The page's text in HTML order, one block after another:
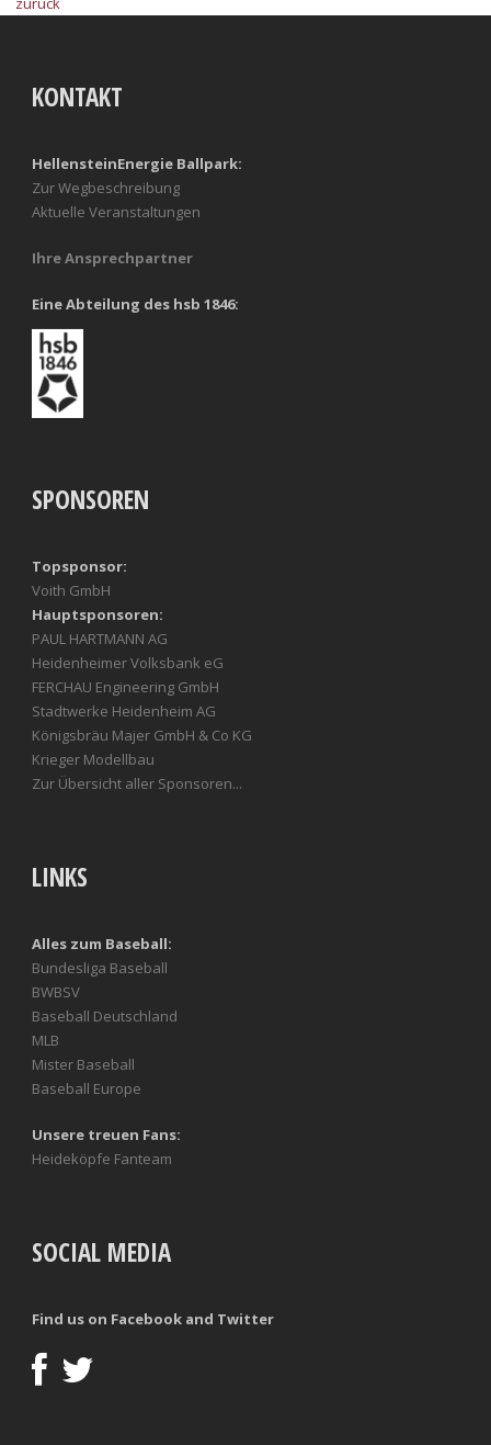
KONTAKT
HellensteinEnergie Ballpark:
Zur Wegbeschreibung
Aktuelle Veranstaltungen
Ihre Ansprechpartner
Eine Abteilung des hsb 1846:
SPONSOREN
Topsponsor:
Voith GmbH
Hauptsponsoren:
PAUL HARTMANN AG
Heidenheimer Volksbank eG
FERCHAU Engineering GmbH
Stadtwerke Heidenheim AG
Königsbräu Majer GmbH & Co KG
Krieger Modellbau
Zur Übersicht aller Sponsoren...
LINKS
Alles zum Baseball:
Bundesliga Baseball
BWBSV
Baseball Deutschland
MLB
Mister Baseball
Baseball Europe
Unsere treuen Fans:
Heideköpfe Fanteam
SOCIAL MEDIA
Find us on Facebook and Twitter